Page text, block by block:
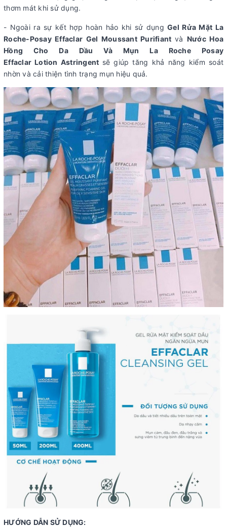
thơm mát khi sử dụng.
- Ngoài ra sự kết hợp hoàn hảo khi sử dụngGel Rửa Mặt La
Roche-Posay Effaclar Gel Moussant Purifiant và Nước Hoa
Hồng Cho Da Dầu Và Mụn La Roche Posay
Effaclar Lotion Astringent sẽ giúp tăng khả năng kiểm soát
nhờn và cải thiện tình trạng mụn hiệu quả.
HƯỚNG DẪN SỬ DỤNG: